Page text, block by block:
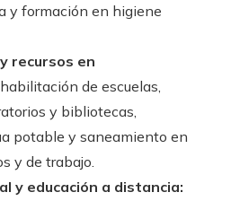
y formación en higiene
recursos en
de escuelas,
y bibliotecas,
potable y saneamiento en
y de trabajo.
y educación a distancia: